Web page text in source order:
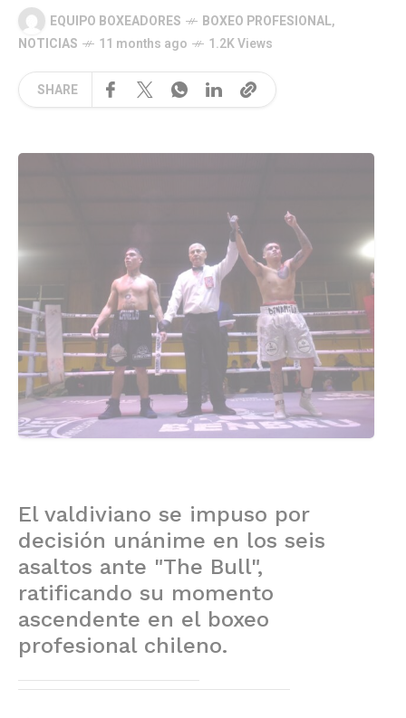
EQUIPO BOXEADORES BOXEO PROFESIONAL,
NOTICIAS
11 months ago 1.2K Views
SHARE
El valdiviano se impuso por
decisión unánime en los seis
asaltos ante "The Bull",
ratificando su momento
ascendente en el boxeo
profesional chileno.